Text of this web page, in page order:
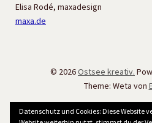
Elisa Rodé, maxadesign
maxa.de
© 2026Ostsee kreativ.
Theme: Weta von